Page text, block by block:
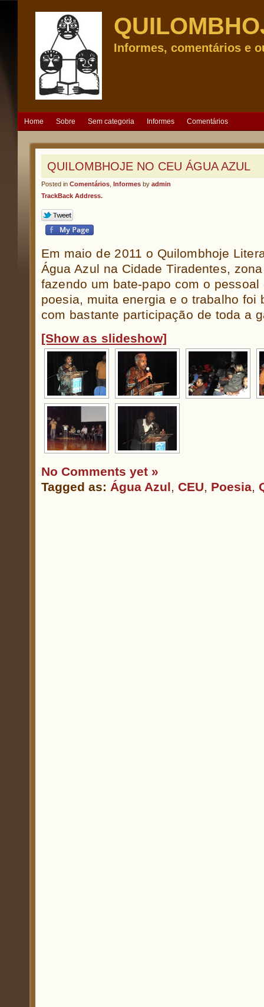
Informes, comentários e
Home Sobre Sem categoria Informes Comentários
QUILOMBHOJE NO CEU ÁGUA AZUL
Posted in Comentários Informes by admin
TrackBack Address.
Em maio de 2011 o Quilombhoje
Água Azul na Cidade Tiradentes,
fazendo um bate-papo com o
poesia, muita energia e o trabalho foi
com bastante participação de toda a
[Show as slideshow]
No Comments yet »
Tagged as: Água Azul, CEU, Poesia,